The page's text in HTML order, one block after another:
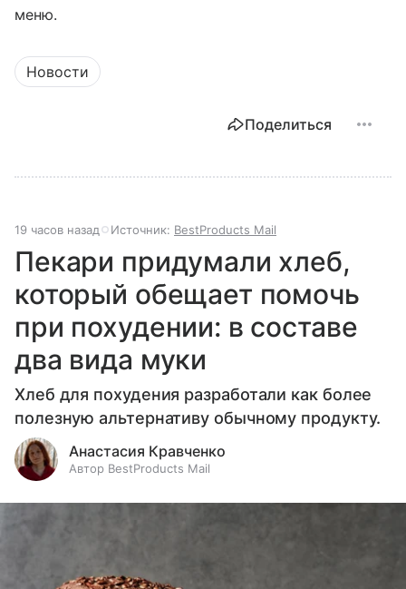
меню.
Новости
Поделиться
19 часов назад Источник: BestProducts Mail
Пекари придумали хлеб,
который обещает помочь
при похудении: в составе
два вида муки
Хлеб для похудения разработали как более
полезную альтернативу обычному продукту.
Анастасия Кравченко
Автор BestProducts Mail